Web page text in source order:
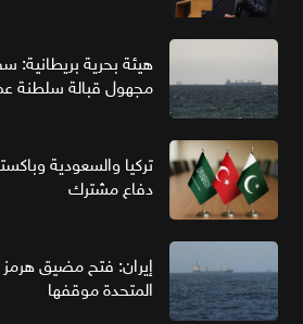
هيئة بحرية
مجهول قبالة سلطنة
تركيا والسعودية
دفاع مشترك
إيران: فتح مضيق هرمز
المتحدة موقفها